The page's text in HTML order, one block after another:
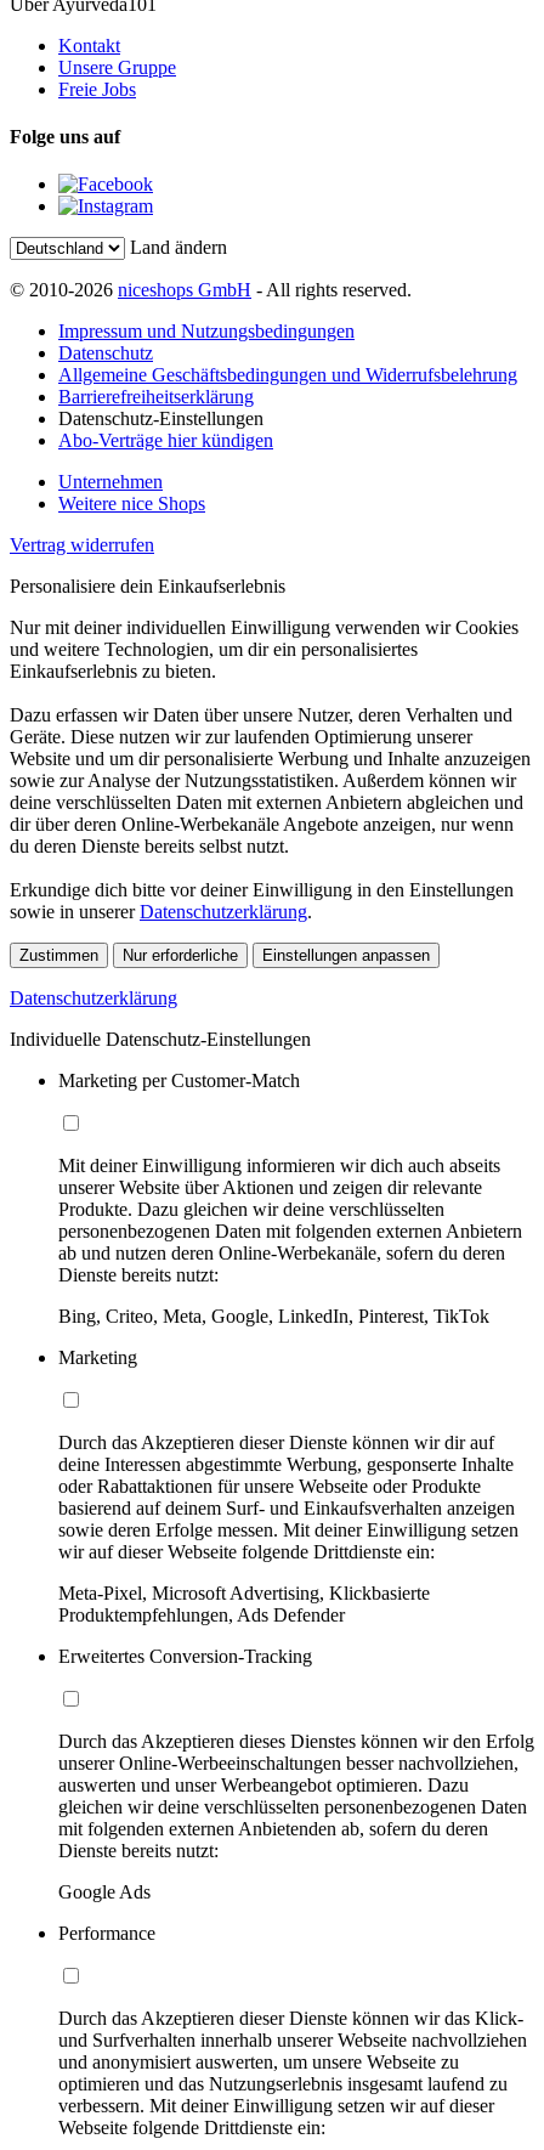
Kontakt
Unsere Gruppe
Freie Jobs
Folge uns auf
Land ändern
© 2010-2026 niceshops GmbH - All rights reserved.
Impressum und Nutzungsbedingungen
Datenschutz
Allgemeine Geschäftsbedingungen und Widerrufsbelehrung
Barrierefreiheitserklärung
Datenschutz-Einstellungen
Abo-Verträge hier kündigen
Unternehmen
Weitere nice Shops
Vertrag widerrufen
Personalisiere dein Einkaufserlebnis
Nur mit deiner individuellen Einwilligung verwenden wir Cookies
und weitere Technologien, um dir ein personalisiertes
Einkaufserlebnis zu bieten.
Dazu erfassen wir Daten über unsere Nutzer, deren Verhalten und
Geräte. Diese nutzen wir zur laufenden Optimierung unserer
Website und um dir personalisierte Werbung und Inhalte anzuzeigen
sowie zur Analyse der Nutzungsstatistiken. Außerdem können wir
deine verschlüsselten Daten mit externen Anbietern abgleichen und
dir über deren Online-Werbekanäle Angebote anzeigen, nur wenn
du deren Dienste bereits selbst nutzt.
Erkundige dich bitte vor deiner Einwilligung in den Einstellungen
sowie in unsererDatenschutzerklärung.
Zustimmen Nur erforderliche Einstellungen anpassen
Datenschutzerklärung
Individuelle Datenschutz-Einstellungen
Marketing per Customer-Match
Mit deiner Einwilligung informieren wir dich auch abseits
unserer Website über Aktionen und zeigen dir relevante
Produkte. Dazu gleichen wir deine verschlüsselten
personenbezogenen Daten mit folgenden externen Anbietern
ab und nutzen deren Online-Werbekanäle, sofern du deren
Dienste bereits nutzt:
Bing, Criteo, Meta, Google, LinkedIn, Pinterest, TikTok
Marketing
Durch das Akzeptieren dieser Dienste können wir dir auf
deine Interessen abgestimmte Werbung, gesponserte Inhalte
oder Rabattaktionen für unsere Webseite oder Produkte
basierend auf deinem Surf- und Einkaufsverhalten anzeigen
sowie deren Erfolge messen. Mit deiner Einwilligung setzen
wir auf dieser Webseite folgende Drittdienste ein:
Meta-Pixel, Microsoft Advertising, Klickbasierte
Produktempfehlungen, Ads Defender
Erweitertes Conversion-Tracking
Durch das Akzeptieren dieses Dienstes können wir den Erfolg
unserer Online-Werbeeinschaltungen besser nachvollziehen,
auswerten und unser Werbeangebot optimieren. Dazu
gleichen wir deine verschlüsselten personenbezogenen Daten
mit folgenden externen Anbietenden ab, sofern du deren
Dienste bereits nutzt:
Google Ads
Performance
Durch das Akzeptieren dieser Dienste können wir das Klick-
und Surfverhalten innerhalb unserer Webseite nachvollziehen
und anonymisiert auswerten, um unsere Webseite zu
optimieren und das Nutzungserlebnis insgesamt laufend zu
verbessern. Mit deiner Einwilligung setzen wir auf dieser
Webseite folgende Drittdienste ein: